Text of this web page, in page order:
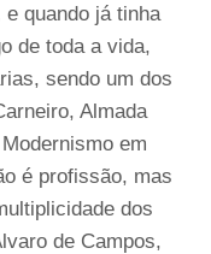
quando já tinha
de toda a vida,
sendo um dos
Almada
em
é profissão, mas
dos
de Campos,